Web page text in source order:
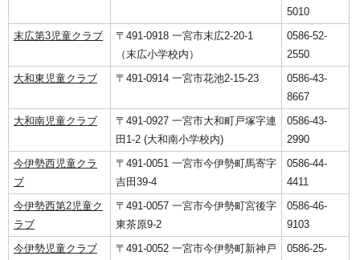
5010
末広第3児童クラブ
〒491-0918 一宮市末広2-20-1
（末広小学校内）
0586-52-
2550
大和東児童クラブ
〒491-0914 一宮市花池2-15-23
0586-43-
8667
大和南児童クラブ
〒491-0927 一宮市大和町戸塚字連
田1-2 (大和南小学校内)
0586-43-
2990
今伊勢西児童クラ
ブ
〒491-0051 一宮市今伊勢町馬寄字
吉田39-4
0586-44-
4411
今伊勢西第2児童ク
ラブ
〒491-0057 一宮市今伊勢町宮後字
東茶原9-2
0586-46-
9103
今伊勢児童クラブ
〒491-0052 一宮市今伊勢町新神戸
0586-25-